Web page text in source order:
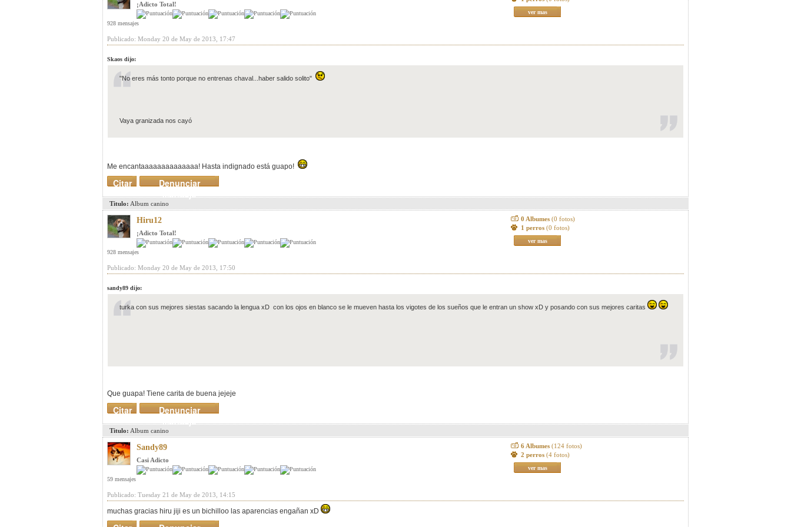
¡Adicto Total!
928 mensajes
ver mas
Publicado: Monday 20 de May de 2013, 17:47
Skaos dijo:
"No eres más tonto porque no entrenas chaval...haber salido solito"
Vaya granizada nos cayó
Me encantaaaaaaaaaaaaaa! Hasta indignado está guapo!
Denunciar
mensaje
Citar
Titulo: Album canino
Hiru12
¡Adicto Total!
928 mensajes
0 Albumes (0 fotos)
1 perros (0 fotos)
ver mas
Publicado: Monday 20 de May de 2013, 17:50
sandy89 dijo:
turka con sus mejores siestas sacando la lengua xD con los ojos en blanco se le mueven hasta los vigotes de los sueños que le entran un show xD y posando con sus mejores caritas
Que guapa! Tiene carita de buena jejeje
Denunciar
mensaje
Citar
Titulo: Album canino
Sandy89
Casi Adicto
59 mensajes
6 Albumes (124 fotos)
2 perros (4 fotos)
ver mas
Publicado: Tuesday 21 de May de 2013, 14:15
muchas gracias hiru jiji es un bichilloo las aparencias engañan xD